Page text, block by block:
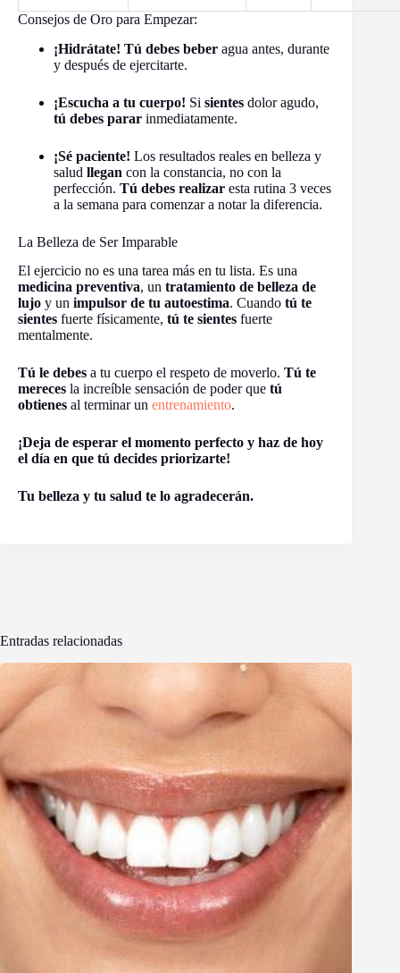
Consejos de Oro para Empezar:
¡Hidrátate! Tú debes beber agua antes, durante
y después de ejercitarte.
¡Escucha a tu cuerpo! Si sientes dolor agudo,
tú debes parar inmediatamente.
¡Sé paciente! Los resultados reales en belleza y
salud llegan con la constancia, no con la
perfección. Tú debes realizar esta rutina 3 veces
a la semana para comenzar a notar la diferencia.
La Belleza de Ser Imparable
El ejercicio no es una tarea más en tu lista. Es una
medicina preventiva, un tratamiento de belleza de
lujo y un impulsor de tu autoestima. Cuando tú te
sientes fuerte físicamente, tú te sientes fuerte
mentalmente.
Tú le debes a tu cuerpo el respeto de moverlo. Tú te
mereces la increíble sensación de poder que tú
obtienes al terminar un entrenamiento.
¡Deja de esperar el momento perfecto y haz de hoy
el día en que tú decides priorizarte!
Tu belleza y tu salud te lo agradecerán.
Entradas relacionadas